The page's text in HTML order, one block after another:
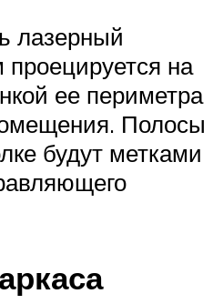
лазерный
на
ее периметра
Полосы
будут метками